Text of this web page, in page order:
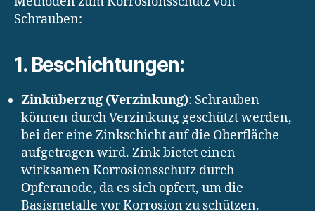
Schrauben:
1. Beschichtungen:
Zinküberzug (Verzinkung): Schrauben
können durch Verzinkung geschützt werden,
bei der eine Zinkschicht auf die Oberfläche
aufgetragen wird. Zink bietet einen
wirksamen Korrosionsschutz durch
Opferanode, da es sich opfert, um die
Basismetalle vor Korrosion zu schützen.